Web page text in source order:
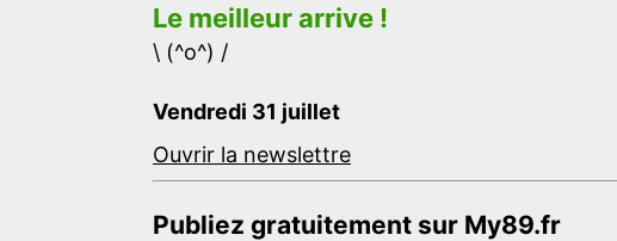
Le meilleur arrive !
\ (^o^) /
Vendredi 31 juillet
Ouvrir la newslettre
Publiez gratuitement sur My89.fr